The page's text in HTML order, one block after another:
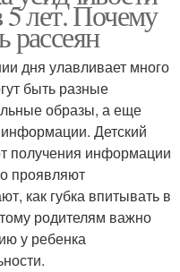
5 лет. Почему
рассеян
дня улавливает много
быть разные
образы, а еще
Детский
получения информации
проявляют
как губка впитывать в
родителям важно
у ребенка